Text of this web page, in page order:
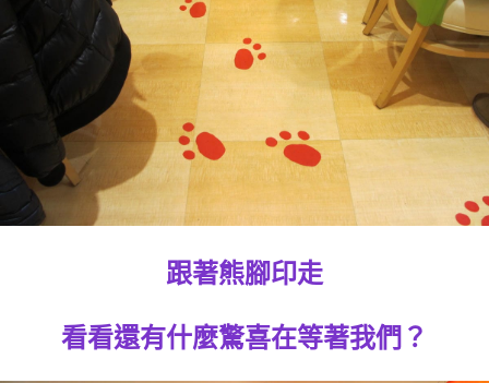
跟著熊腳印走
看看還有什麼驚喜在等著我們？